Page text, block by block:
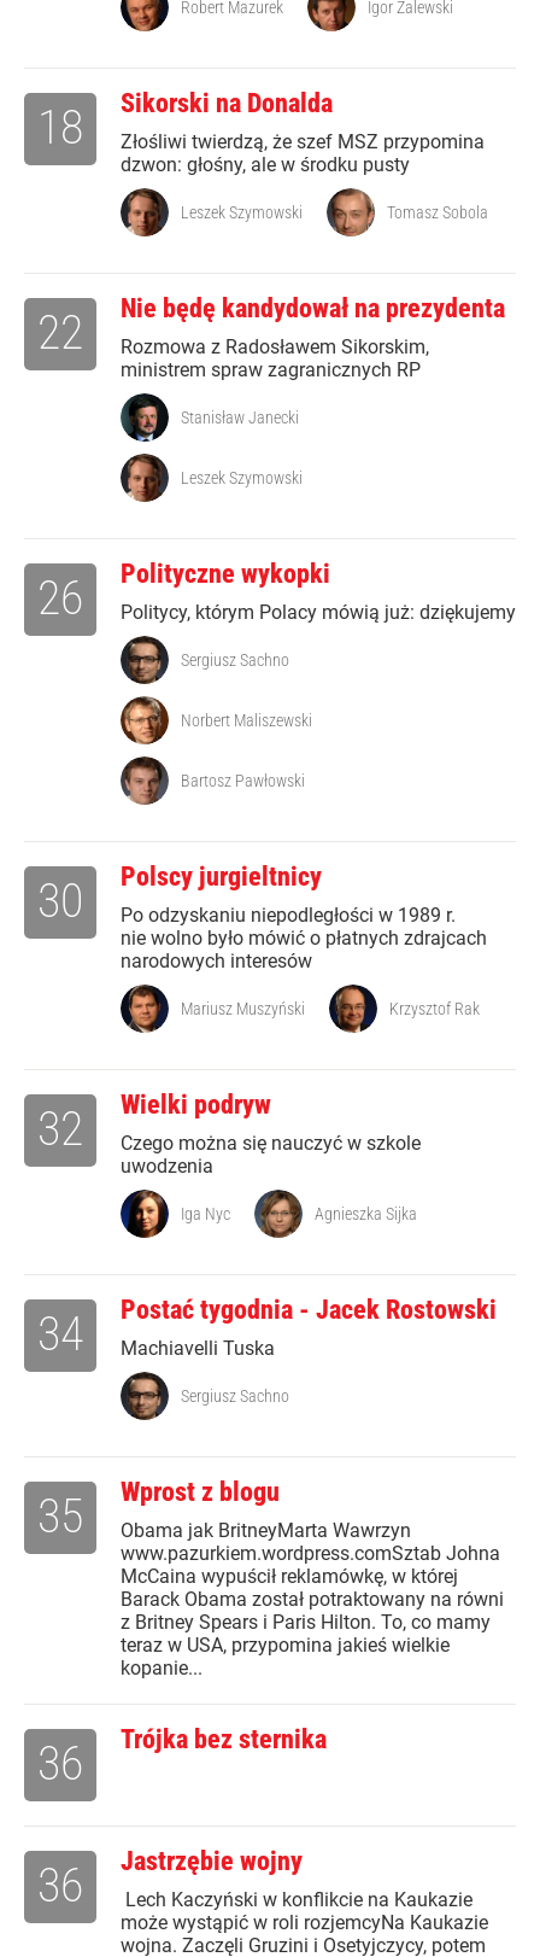
Robert Mazurek Igor Zalewski
Sikorski na Donalda
Złośliwi twierdzą, że szef MSZ przypomina
dzwon: głośny, ale w środku pusty
18
Leszek Szymowski Tomasz Sobola
Nie będę kandydował na prezydenta
Rozmowa z Radosławem Sikorskim,
ministrem spraw zagranicznych RP
22
Stanisław Janecki
Leszek Szymowski
Polityczne wykopki
Politycy, którym Polacy mówią już: dziękujemy
26
Sergiusz Sachno
Norbert Maliszewski
Bartosz Pawłowski
Polscy jurgieltnicy
Po odzyskaniu niepodległości w 1989 r.
nie wolno było mówić o płatnych zdrajcach
narodowych interesów
30
Mariusz Muszyński Krzysztof Rak
Wielki podryw
Czego można się nauczyć w szkole
uwodzenia
32
Iga Nyc Agnieszka Sijka
Postać tygodnia - Jacek Rostowski
Machiavelli Tuska
34
Sergiusz Sachno
Wprost z blogu
Obama jak BritneyMarta Wawrzyn
www.pazurkiem.wordpress.comSztab Johna
McCaina wypuścił reklamówkę, w której
Barack Obama został potraktowany na równi
z Britney Spears i Paris Hilton. To, co mamy
teraz w USA, przypomina jakieś wielkie
kopanie...
35
Trójka bez sternika
36
Jastrzębie wojny
Lech Kaczyński w konflikcie na Kaukazie
może wystąpić w roli rozjemcyNa Kaukazie
wojna. Zaczęli Gruzini i Osetyjczycy, potem
36